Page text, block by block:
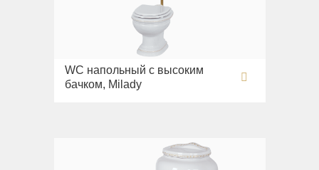
WC напольный с высоким
бачком, Milady